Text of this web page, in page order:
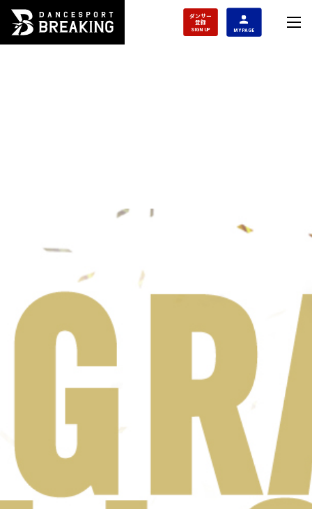
ダンサー
登録
SIGN UP MY PAGE